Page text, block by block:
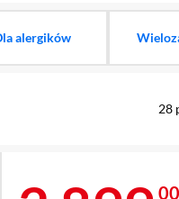
alergików
28
00